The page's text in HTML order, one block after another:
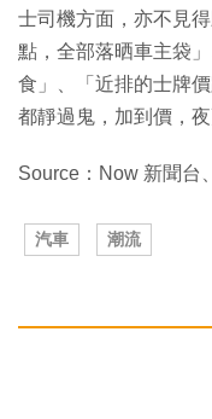
士司機方面，亦不見
點，全部落晒車主袋
食」、「近排的士牌
都靜過鬼，加到價，
Source：Now 新聞台
汽車 潮流